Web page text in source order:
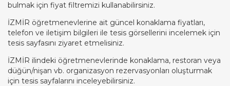
bulmak için fiyat filtremizi kullanabilirsiniz.
İZMİR öğretmenevlerine ait güncel konaklama fiyatları,
telefon ve iletişim bilgileri ile tesis görsellerini incelemek için
tesis sayfasını ziyaret etmelisiniz.
İZMİR ilindeki öğretmenevlerinde konaklama, restoran veya
düğün/nişan vb. organizasyon rezervasyonları oluşturmak
için tesis sayfalarını inceleyebilirsiniz.